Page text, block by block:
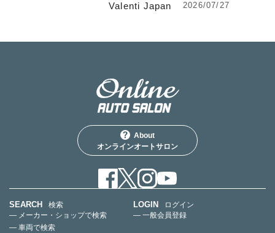
Valenti Japan
2026/07/27
About
オンラインオートサロン
SEARCH
検索
— メーカー・ショップで検索
— 車両で検索
LOGIN
ログイン
— 一般会員登録